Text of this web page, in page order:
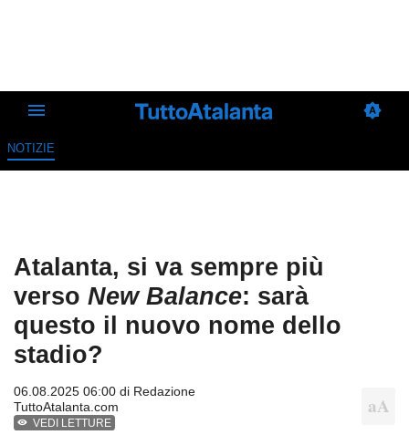
NOTIZIE
Atalanta, si va sempre più
verso New Balance: sarà
questo il nuovo nome dello
stadio?
06.08.2025 06:00 di Redazione
TuttoAtalanta.com
VEDI LETTURE